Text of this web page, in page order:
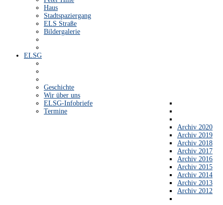
Haus
Stadtspaziergang
ELS Straße
Bildergalerie
ELSG
Geschichte
Wir über uns
ELSG-Infobriefe
Termine
Archiv 2020
Archiv 2019
Archiv 2018
Archiv 2017
Archiv 2016
Archiv 2015
Archiv 2014
Archiv 2013
Archiv 2012